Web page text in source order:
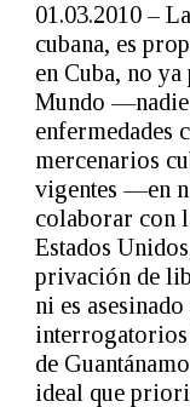
01.03.2010 –
cubana, es
en Cuba, no
Mundo —nadie
enfermedades
mercenarios
vigentes —en
colaborar con
Estados
privación de
ni es
interrogatorios
de
ideal que